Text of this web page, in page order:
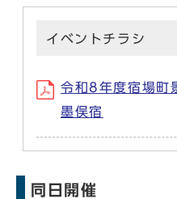
イベントチラシ
令和8年度宿場町
墨俣宿
同日開催